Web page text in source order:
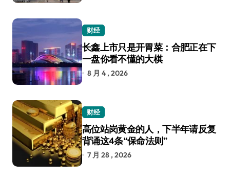
财经
长鑫上市只是开胃菜：合肥正在下
一盘你看不懂的大棋
8 月 4 , 2026
财经
高位站岗黄金的人，下半年请反复
背诵这4条“保命法则”
7 月 28 , 2026